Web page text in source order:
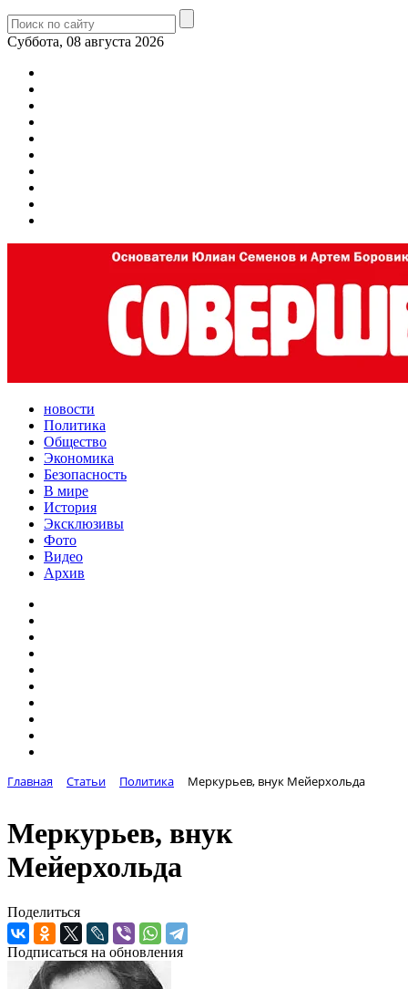
Суббота, 08 августа 2026
новости
Политика
Общество
Экономика
Безопасность
В мире
История
Эксклюзивы
Фото
Видео
Архив
Главная Статьи Политика Меркурьев, внук Мейерхольда
Меркурьев, внук
Мейерхольда
Поделиться
Подписаться на обновления